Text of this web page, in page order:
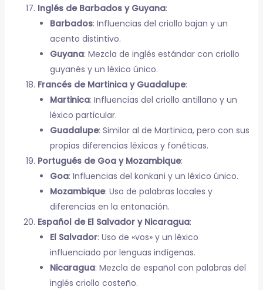
Inglés de Barbados y Guyana:
Barbados: Influencias del criollo bajan y un
acento distintivo.
Guyana: Mezcla de inglés estándar con criollo
guyanés y un léxico único.
Francés de Martinica y Guadalupe:
Martinica: Influencias del criollo antillano y un
léxico particular.
Guadalupe: Similar al de Martinica, pero con sus
propias diferencias léxicas y fonéticas.
Portugués de Goa y Mozambique:
Goa: Influencias del konkani y un léxico único.
Mozambique: Uso de palabras locales y
diferencias en la entonación.
Español de El Salvador y Nicaragua:
El Salvador: Uso de «vos» y un léxico
influenciado por lenguas indígenas.
Nicaragua: Mezcla de español con palabras del
inglés criollo costeño.